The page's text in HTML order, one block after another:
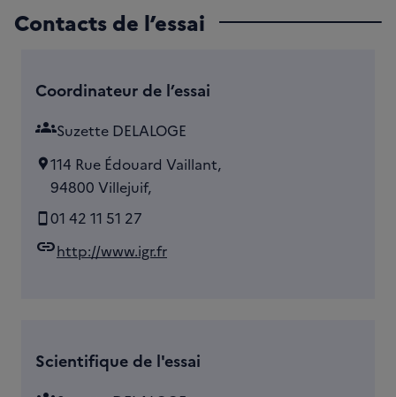
Contacts de l’essai
Coordinateur de l’essai
groupsSuzette DELALOGE
114 Rue Édouard Vaillant,
94800 Villejuif,
01 42 11 51 27
linkhttp://www.igr.fr
Scientifique de l'essai